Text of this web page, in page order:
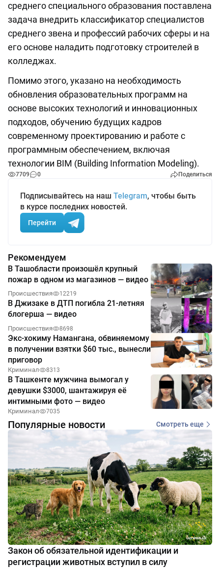
среднего специального образования поставлена
задача внедрить классификатор специалистов
среднего звена и профессий рабочих сферы и на
его основе наладить подготовку строителей в
колледжах.
Помимо этого, указано на необходимость
обновления образовательных программ на
основе высоких технологий и инновационных
подходов, обучению будущих кадров
современному проектированию и работе с
программным обеспечением, включая
технологии BIM (Building Information Modeling).
7709 0 Поделиться
Подписывайтесь на наш Telegram, чтобы быть
в курсе последних новостей.
Перейти
Рекомендуем
В Ташобласти произошёл крупный
пожар в одном из магазинов — видео
Происшествия 12219
В Джизаке в ДТП погибла 21-летняя
блогерша — видео
Происшествия 8698
Экс-хокиму Намангана, обвиняемому
в получении взятки $60 тыс., вынесли
приговор
Криминал 8313
В Ташкенте мужчина вымогал у
девушки $3000, шантажируя её
интимными фото — видео
Криминал 7035
Популярные новости Смотреть еще
Закон об обязательной идентификации и
регистрации животных вступил в силу